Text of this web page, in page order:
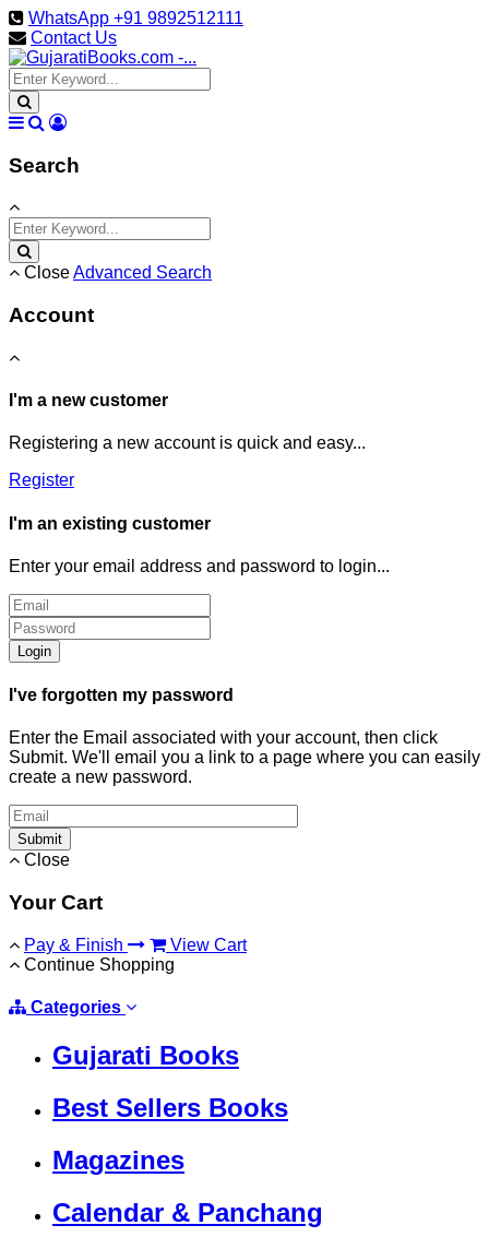
WhatsApp +91 9892512111
Contact Us
Search
CloseAdvanced Search
Account
I'm a new customer
Registering a new account is quick and easy...
Register
I'm an existing customer
Enter your email address and password to login...
Login
I've forgotten my password
Enter the Email associated with your account, then click
Submit. We'll email you a link to a page where you can easily
create a new password.
Submit
Close
Your Cart
Pay & Finish
View Cart
Continue Shopping
Categories
Gujarati Books
Best Sellers Books
Magazines
Calendar & Panchang